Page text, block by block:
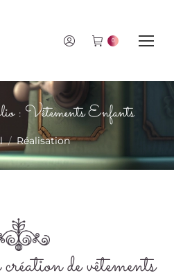
0
: Vêtements Enfants
ici :
Réalisation
de vêtements